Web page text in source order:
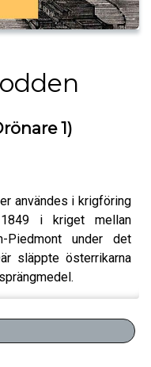
1)
användes i krigföring
i kriget mellan
Piedmont under det
släppte österrikarna
blivit allt viktigare i